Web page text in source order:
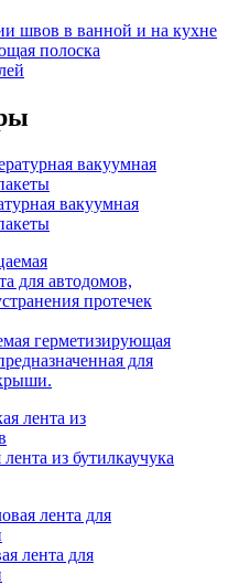
швов в ванной и на кухне
полоска
вакуумная
герметизирующая
для
из бутилкаучука
лента для